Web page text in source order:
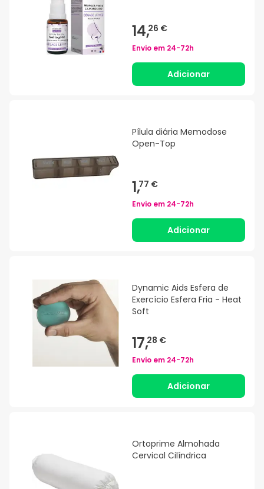
14,26 €
Envio em 24-72h
Adicionar
Pílula diária Memodose
Open-Top
1,77 €
Envio em 24-72h
Adicionar
Dynamic Aids Esfera de
Exercício Esfera Fria - Heat
Soft
17,28 €
Envio em 24-72h
Adicionar
Ortoprime Almohada
Cervical Cilíndrica